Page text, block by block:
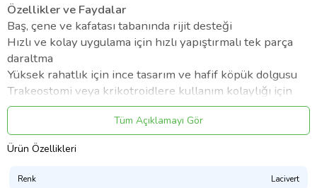
Özellikler ve Faydalar
Baş, çene ve kafatası tabanında rijit desteği
Hızlı ve kolay uygulama için hızlı yapıştırmalı tek parça
daraltma
Yüksek rahatlık için ince tasarım ve hafif köpük dolgusu
Trakeostomi veya krikotroidlere kullanım kolaylığı için
büyük ön açış
Renk kodlaması bütün boyut çeşitlerinden kolay ayırt
etme sağlar
Röntgen çekimine izin verir
Endikasyonlar
Tüm Açıklamayı Gör
Ürün Özellikleri
Renk Lacivert